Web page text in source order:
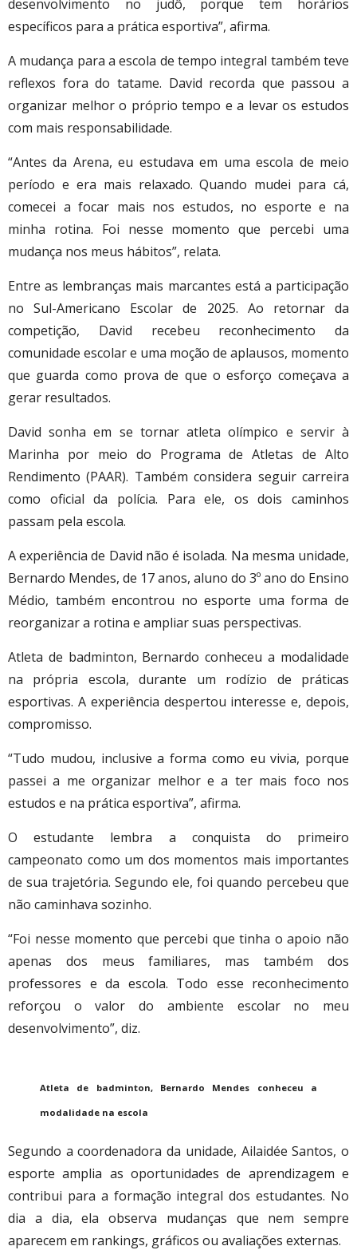
desenvolvimento no judô, porque tem horários
específicos para a prática esportiva”, afirma.
A mudança para a escola de tempo integral também teve
reflexos fora do tatame. David recorda que passou a
organizar melhor o próprio tempo e a levar os estudos
com mais responsabilidade.
“Antes da Arena, eu estudava em uma escola de meio
período e era mais relaxado. Quando mudei para cá,
comecei a focar mais nos estudos, no esporte e na
minha rotina. Foi nesse momento que percebi uma
mudança nos meus hábitos”, relata.
Entre as lembranças mais marcantes está a participação
no Sul-Americano Escolar de 2025. Ao retornar da
competição, David recebeu reconhecimento da
comunidade escolar e uma moção de aplausos, momento
que guarda como prova de que o esforço começava a
gerar resultados.
David sonha em se tornar atleta olímpico e servir à
Marinha por meio do Programa de Atletas de Alto
Rendimento (PAAR). Também considera seguir carreira
como oficial da polícia. Para ele, os dois caminhos
passam pela escola.
A experiência de David não é isolada. Na mesma unidade,
Bernardo Mendes, de 17 anos, aluno do 3º ano do Ensino
Médio, também encontrou no esporte uma forma de
reorganizar a rotina e ampliar suas perspectivas.
Atleta de badminton, Bernardo conheceu a modalidade
na própria escola, durante um rodízio de práticas
esportivas. A experiência despertou interesse e, depois,
compromisso.
“Tudo mudou, inclusive a forma como eu vivia, porque
passei a me organizar melhor e a ter mais foco nos
estudos e na prática esportiva”, afirma.
O estudante lembra a conquista do primeiro
campeonato como um dos momentos mais importantes
de sua trajetória. Segundo ele, foi quando percebeu que
não caminhava sozinho.
“Foi nesse momento que percebi que tinha o apoio não
apenas dos meus familiares, mas também dos
professores e da escola. Todo esse reconhecimento
reforçou o valor do ambiente escolar no meu
desenvolvimento”, diz.
Atleta de badminton, Bernardo Mendes conheceu a
modalidade na escola
Segundo a coordenadora da unidade, Ailaidée Santos, o
esporte amplia as oportunidades de aprendizagem e
contribui para a formação integral dos estudantes. No
dia a dia, ela observa mudanças que nem sempre
aparecem em rankings, gráficos ou avaliações externas.